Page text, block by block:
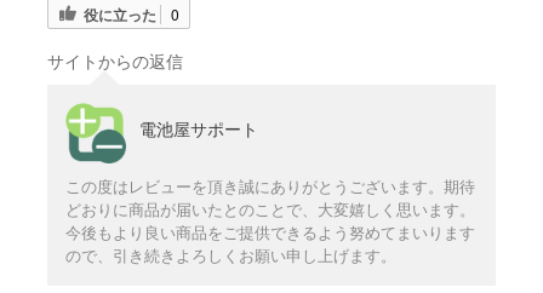
役に立った 0
サイトからの返信
電池屋サポート
この度はレビューを頂き誠にありがとうございます。期待
どおりに商品が届いたとのことで、大変嬉しく思います。
今後もより良い商品をご提供できるよう努めてまいります
ので、引き続きよろしくお願い申し上げます。